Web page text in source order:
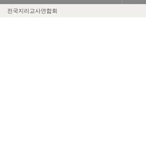
전국지리교사연합회